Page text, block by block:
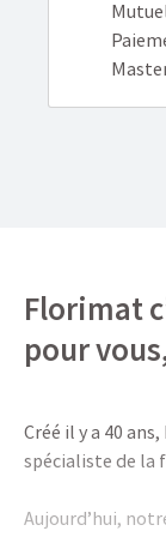
Florimat
pour
Créé il y a 40
spécialiste de la
Aujourd’hui,